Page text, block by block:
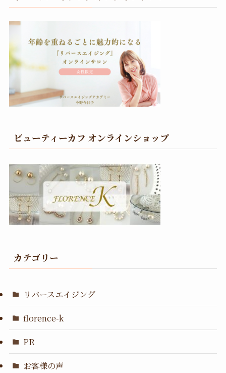
ビューティーカフ オンラインショップ
カテゴリー
リバースエイジング
florence-k
PR
お客様の声